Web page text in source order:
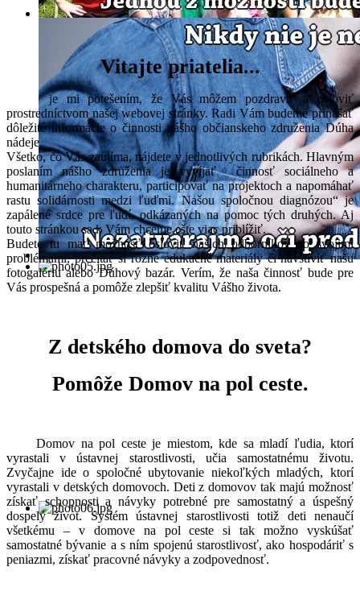
Vitajte priatelia...
je mi potešením, že Vás môžem pozdraviť a osloviť
prostredníctvom našej webovej stránky. Radi Vám budeme prinášať
dôležité informácie o činnosti nášho občianskeho združenia Dúha
nádeje.
Všetko, čo Vás zaujíma, nájdete v jednotlivých rubrikách. Hlavným
poslaním nášho združenia je vyvíjať činnosť sociálneho a
humanitárneho charakteru, participovať na projektoch a napomáhať
rastu solidárnosti medzi ľuďmi. Našou spoločnou diagnózou“ je
zapálené srdce pre ľudí, odkázaných na pomoc tých druhých. Aj
touto stránkou sa k Vám chceme ešte viac priblížiť.
Budete tu mať možnosť osloviť našich odborníkov so svojimi
problémami, prečítať si rôzne edukačné materiály či navštíviť našu
fotogalériu alebo Dúhový bazár. Verím, že naša činnosť bude pre
Vás prospešná a pomôže zlepšiť kvalitu Vášho života.
Z detského domova do sveta?
Pomôže Domov na pol ceste.
Domov na pol ceste je miestom, kde sa mladí ľudia, ktorí
vyrastali v ústavnej starostlivosti, učia samostatnému životu.
Zvyčajne ide o spoločné ubytovanie niekoľkých mladých, ktorí
vyrastali v detských domovoch. Deti z domovov tak majú možnosť
získať schopnosti a návyky potrebné pre samostatný a úspešný
dospelý život. Systém ústavnej starostlivosti totiž deti nenaučí
všetkému – v domove na pol ceste si tak možno vyskúšať
samostatné bývanie a s ním spojenú starostlivosť, ako hospodáriť s
peniazmi, získať pracovné návyky a zodpovednosť.